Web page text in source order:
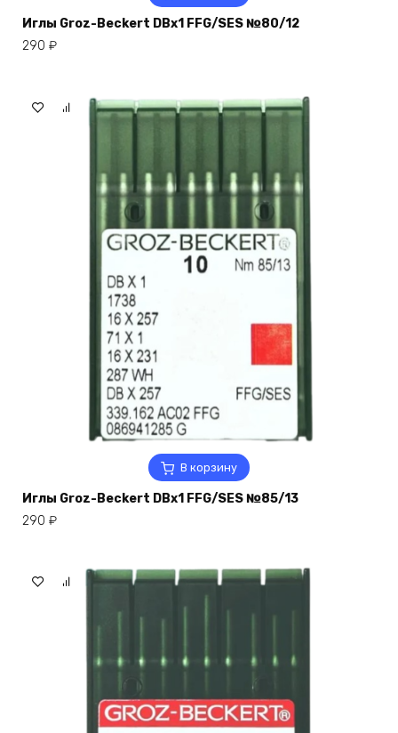
Иглы Groz-Beckert DBx1 FFG/SES №80/12
290 ₽
В корзину
Иглы Groz-Beckert DBx1 FFG/SES №85/13
290 ₽